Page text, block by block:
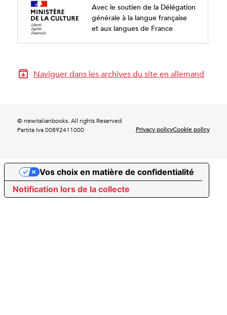
Avec le soutien de la Délégation
générale à la langue française
et aux langues de France
Naviguer dans les archives du site en allemand
© newitalianbooks. All rights Reserved
Partita Iva 00892411000
Privacy policyCookie policy
Notification lors de la collecte
Vos choix en matière de confidentialité